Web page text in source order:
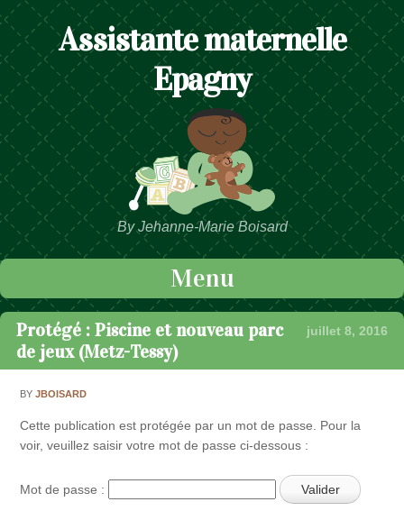
Assistante maternelle
Epagny
By Jehanne-Marie Boisard
Menu
Passer au contenu
Protégé : Piscine et nouveau parc
de jeux (Metz-Tessy)
juillet 8, 2016
BYJBOISARD
Cette publication est protégée par un mot de passe. Pour la
voir, veuillez saisir votre mot de passe ci-dessous :
Mot de passe :